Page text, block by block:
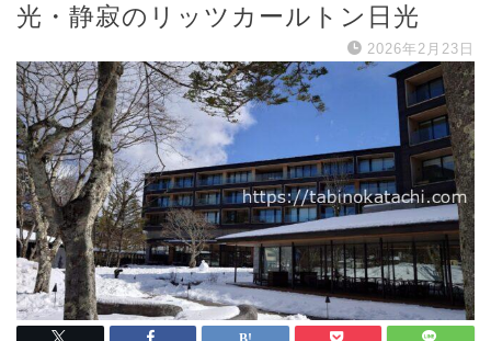
光・静寂のリッツカールトン日光
2026年2月23日